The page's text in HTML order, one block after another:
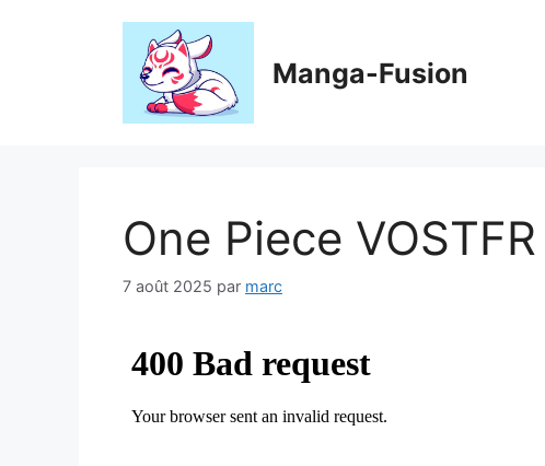
Manga-Fusion
One Piece
7 août 2025 par marc